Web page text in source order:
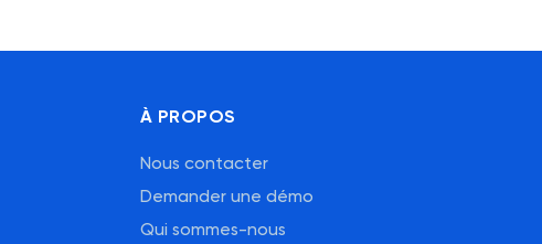
À PROPOS
Nous contacter
Demander une démo
Qui sommes-nous